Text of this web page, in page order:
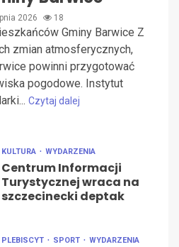
2026 18
Gminy Barwice Z
zmian atmosferycznych,
powinni przygotować
pogodowe. Instytut
Czytaj dalej
KULTURA WYDARZENIA
Centrum Informacji
Turystycznej wraca na
szczecinecki deptak
PLEBISCYT SPORT WYDARZENIA